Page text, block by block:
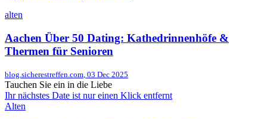
alten
Aachen Über 50 Dating: Kathedrinnenhöfe &
Thermen für Senioren
blog.sicherestreffen.com, 03 Dec 2025
Tauchen Sie ein in die Liebe
Ihr nächstes Date ist nur einen Klick entfernt
Alten